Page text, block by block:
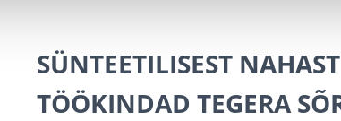
SÜNTEETILISEST
TÖÖKINDAD TEGERA